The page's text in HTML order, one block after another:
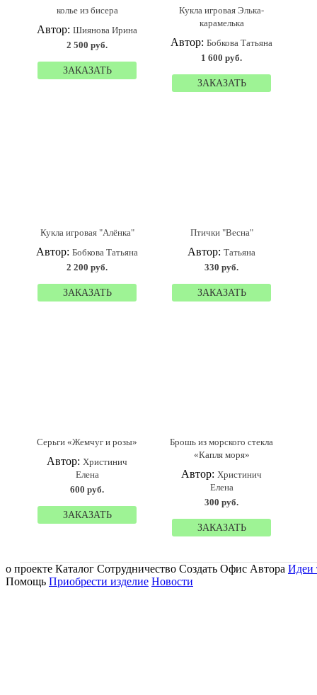
колье из бисера
Автор:Шиянова Ирина
2 500 руб.
ЗАКАЗАТЬ
Кукла игровая Элька-
карамелька
Автор:Бобкова Татьяна
1 600 руб.
ЗАКАЗАТЬ
Кукла игровая "Алёнка"
Автор:Бобкова Татьяна
2 200 руб.
ЗАКАЗАТЬ
Птички "Весна"
Автор:Татьяна
330 руб.
ЗАКАЗАТЬ
Серьги «Жемчуг и розы»
Автор: Христинич
Елена
600 руб.
ЗАКАЗАТЬ
Брошь из морского стекла
«Капля моря»
Автор: Христинич
Елена
300 руб.
ЗАКАЗАТЬ
о проекте Каталог Сотрудничество Создать Офис Автора Идеи
Помощь Приобрести изделие Новости